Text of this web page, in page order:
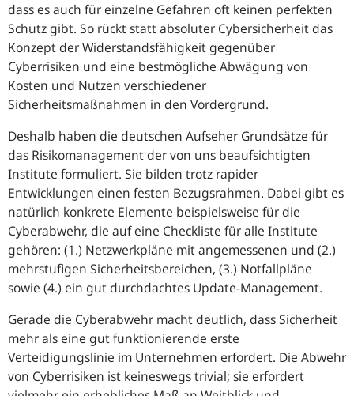
dass es auch für einzelne Gefahren oft keinen perfekten
Schutz gibt. So rückt statt absoluter Cybersicherheit das
Konzept der Widerstandsfähigkeit gegenüber
Cyberrisiken und eine bestmögliche Abwägung von
Kosten und Nutzen verschiedener
Sicherheitsmaßnahmen in den Vordergrund.
Deshalb haben die deutschen Aufseher Grundsätze für
das Risikomanagement der von uns beaufsichtigten
Institute formuliert. Sie bilden trotz rapider
Entwicklungen einen festen Bezugsrahmen. Dabei gibt es
natürlich konkrete Elemente beispielsweise für die
Cyberabwehr, die auf eine Checkliste für alle Institute
gehören: (1.) Netzwerkpläne mit angemessenen und (2.)
mehrstufigen Sicherheitsbereichen, (3.) Notfallpläne
sowie (4.) ein gut durchdachtes Update-Management.
Gerade die Cyberabwehr macht deutlich, dass Sicherheit
mehr als eine gut funktionierende erste
Verteidigungslinie im Unternehmen erfordert. Die Abwehr
von Cyberrisiken ist keineswegs trivial; sie erfordert